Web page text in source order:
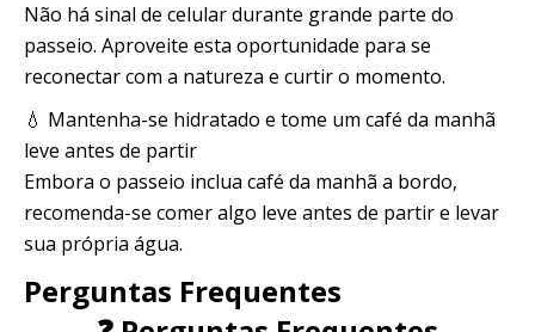
Não há sinal de celular durante grande parte do
passeio. Aproveite esta oportunidade para se
reconectar com a natureza e curtir o momento.
💧 Mantenha-se hidratado e tome um café da manhã
leve antes de partir
Embora o passeio inclua café da manhã a bordo,
recomenda-se comer algo leve antes de partir e levar
sua própria água.
Perguntas Frequentes